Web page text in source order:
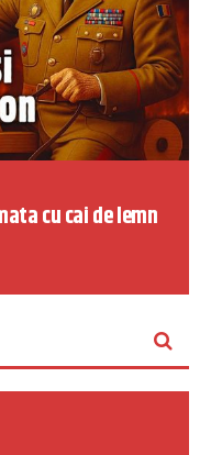
cu cai de lemn